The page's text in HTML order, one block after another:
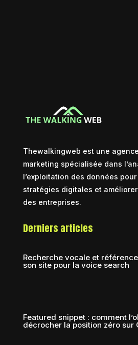
Thewalkingweb est une
marketing spécialisée dans
l’exploitation des données
stratégies digitales et
des entreprises.
Derniers articles
Recherche vocale et
son site pour la voice search
Featured snippet : comment
décrocher la position zéro sur